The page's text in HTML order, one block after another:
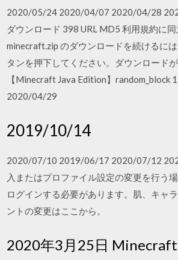
2020/05/24 2020/04/07 2020/04/28
ダウンロード 398 URL MD5 利用規約に同
minecraft.zip のダウンロードを続けるに
タンを押下してください。ダウンロードが
【Minecraft Java Edition】random_block
2020/04/29
2019/10/14
2020/07/10 2019/06/17 2020/07/12
入またはプロファイル設定の変更を行う
ログインする必要があります。肌、キャ
ントの変更はここから。
2020年3月25日 Minecraft